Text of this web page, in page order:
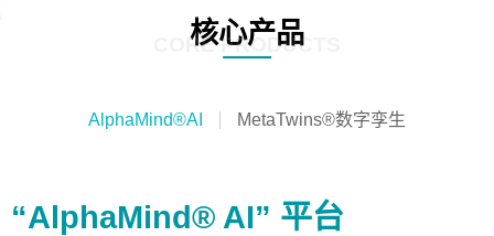
核心产品
CORE PRODUCTS
AlphaMind®AI MetaTwins®数字孪生
“AlphaMind® AI” 平台